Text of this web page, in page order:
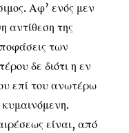
Αφ’ ενός μεν
αντίθεση της
των
δε διότι η εν
επί του ανωτέρω
κυμαινόμενη.
είναι, από